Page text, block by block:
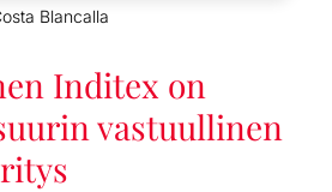
Blancalla
Inditex on
vastuullinen